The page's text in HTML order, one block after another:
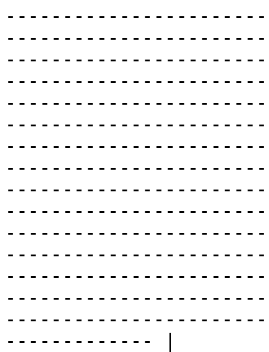
------------- |